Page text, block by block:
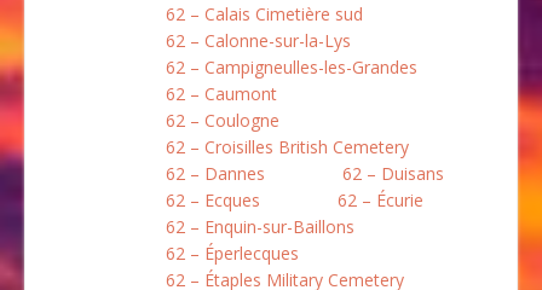
62 – Calais Cimetière sud
62 – Calonne-sur-la-Lys
62 – Campigneulles-les-Grandes
62 – Caumont
62 – Coulogne
62 – Croisilles British Cemetery
62 – Dannes
62 – Duisans
62 – Ecques
62 – Écurie
62 – Enquin-sur-Baillons
62 – Éperlecques
62 – Étaples Military Cemetery